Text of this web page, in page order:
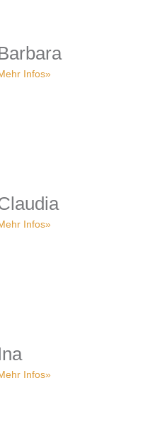
Infos»
Infos»
Infos»